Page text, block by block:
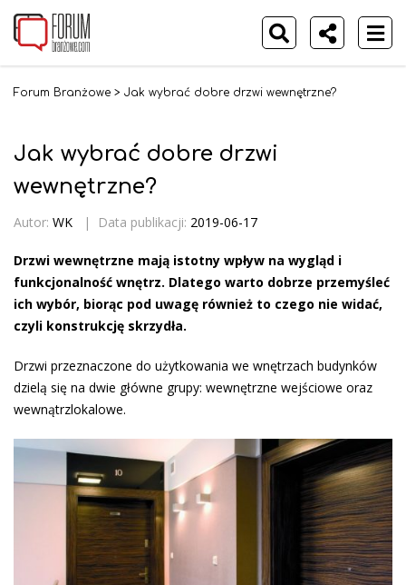
Forum Branżowe > Jak wybrać dobre drzwi wewnętrzne?
Jak wybrać dobre drzwi
wewnętrzne?
Autor: WK | Data publikacji: 2019-06-17
Drzwi wewnętrzne mają istotny wpływ na wygląd i
funkcjonalność wnętrz. Dlatego warto dobrze przemyśleć
ich wybór, biorąc pod uwagę również to czego nie widać,
czyli konstrukcję skrzydła.
Drzwi przeznaczone do użytkowania we wnętrzach budynków
dzielą się na dwie główne grupy: wewnętrzne wejściowe oraz
wewnątrzlokalowe.